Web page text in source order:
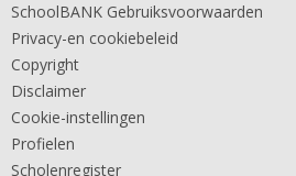
SchoolBANK Gebruiksvoorwaarden
Privacy-en cookiebeleid
Copyright
Disclaimer
Cookie-instellingen
Profielen
Scholenregister